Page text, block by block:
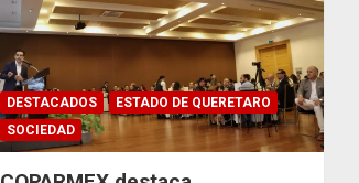
DESTACADOS
ESTADO DE QUERETARO
SOCIEDAD